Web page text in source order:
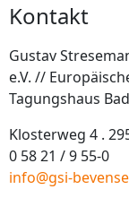
Kontakt
Gustav
e.V. //
Tagungshaus
Klosterweg 4 .
0 58 21 / 9 55-0
info@gsi-